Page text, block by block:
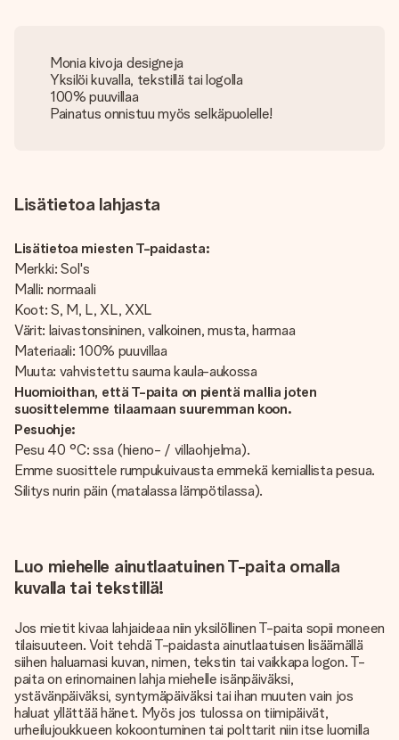
Monia kivoja designeja
Yksilöi kuvalla, tekstillä tai logolla
100% puuvillaa
Painatus onnistuu myös selkäpuolelle!
Lisätietoa lahjasta
Lisätietoa miesten T-paidasta:
Merkki: Sol's
Malli: normaali
Koot: S, M, L, XL, XXL
Värit: laivastonsininen, valkoinen, musta, harmaa
Materiaali: 100% puuvillaa
Muuta: vahvistettu sauma kaula-aukossa
Huomioithan, että T-paita on pientä mallia joten
suosittelemme tilaamaan suuremman koon.
Pesuohje:
Pesu 40 °C: ssa (hieno- / villaohjelma).
Emme suosittele rumpukuivausta emmekä kemiallista pesua.
Silitys nurin päin (matalassa lämpötilassa).
Luo miehelle ainutlaatuinen T-paita omalla
kuvalla tai tekstillä!
Jos mietit kivaa lahjaideaa niin yksilöllinen T-paita sopii moneen
tilaisuuteen. Voit tehdä T-paidasta ainutlaatuisen lisäämällä
siihen haluamasi kuvan, nimen, tekstin tai vaikkapa logon. T-
paita on erinomainen lahja miehelle isänpäiväksi,
ystävänpäiväksi, syntymäpäiväksi tai ihan muuten vain jos
haluat yllättää hänet. Myös jos tulossa on tiimipäivät,
urheilujoukkueen kokoontuminen tai polttarit niin itse luomilla